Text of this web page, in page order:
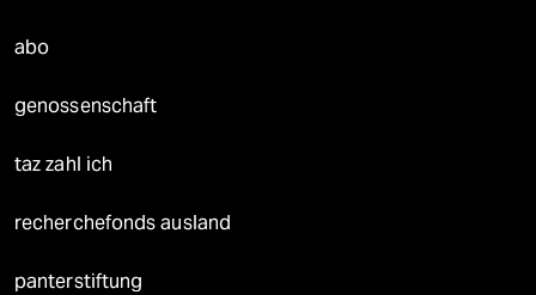
abo
genossenschaft
taz zahl ich
recherchefonds ausland
panterstiftung